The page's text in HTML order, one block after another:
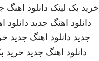
خرید بک لینک دانلود اهنگ
دانلود اهنگ جدید دانلود
جدید دانلود اهنگ جدید
دانلود اهنگ جدید خرید